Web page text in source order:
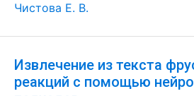
Чистова Е. В.
Извлечение из текста
реакций с помощью